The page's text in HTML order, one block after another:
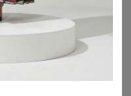
STUDIO UNTOLD
Studio Untold Jerseykleid Midikleid oversized Jersey Strukturringel ärmellos
49,99€